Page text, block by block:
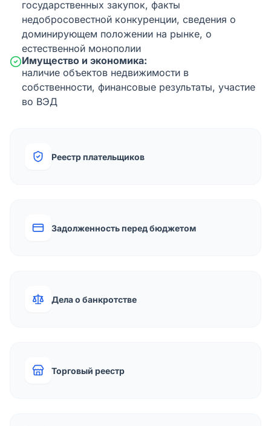
государственных закупок, факты
недобросовестной конкуренции, сведения о
доминирующем положении на рынке, о
естественной монополии
Имущество и экономика:
наличие объектов недвижимости в
собственности, финансовые результаты, участие
во ВЭД
Реестр плательщиков
Задолженность перед бюджетом
Дела о банкротстве
Торговый реестр